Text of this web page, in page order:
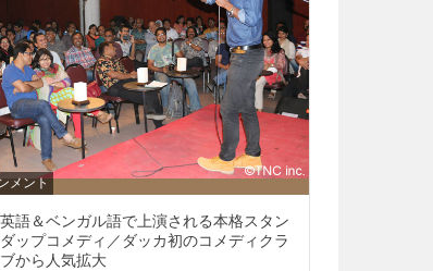
メント
英語＆ベンガル語で上演される本格スタン
ダップコメディ／ダッカ初のコメディクラ
ブから人気拡大